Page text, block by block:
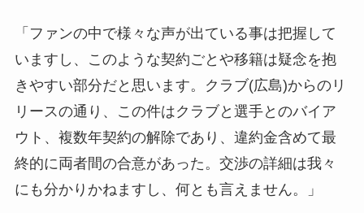
「ファンの中で様々な声が出ている事は把握して
いますし、このような契約ごとや移籍は疑念を抱
きやすい部分だと思います。クラブ(広島)からのリ
リースの通り、この件はクラブと選手とのバイア
ウト、複数年契約の解除であり、違約金含めて最
終的に両者間の合意があった。交渉の詳細は我々
にも分かりかねますし、何とも言えません。」